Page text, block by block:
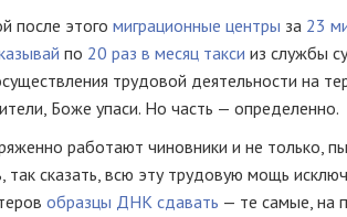
после этого миграционные центры за 23
по 20 раз в месяц такси из службы
трудовой деятельности на
Боже упаси. Но часть — определенно.
работают чиновники и не только,
так сказать, всю эту трудовую мощь
образцы ДНК сдавать — те самые, на